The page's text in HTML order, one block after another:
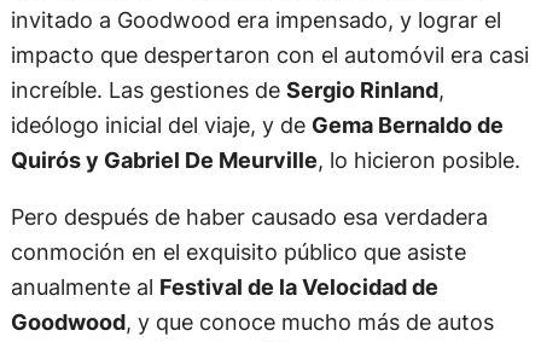
invitado a Goodwood era impensado, y lograr el
impacto que despertaron con el automóvil era casi
increíble. Las gestiones de Sergio Rinland,
ideólogo inicial del viaje, y de Gema Bernaldo de
Quirós y Gabriel De Meurville, lo hicieron posible.
Pero después de haber causado esa verdadera
conmoción en el exquisito público que asiste
anualmente al Festival de la Velocidad de
Goodwood, y que conoce mucho más de autos